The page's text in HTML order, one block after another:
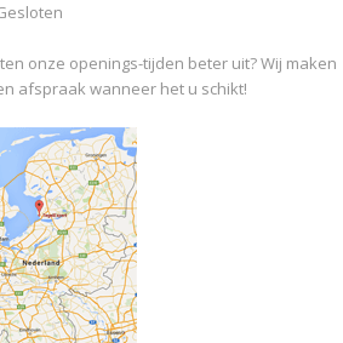
onze openings-tijden beter uit? Wij maken
afspraak wanneer het u schikt!